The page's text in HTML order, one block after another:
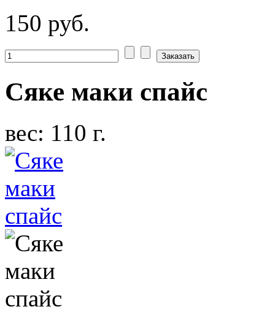
150 руб.
Сяке маки спайс
вес: 110 г.